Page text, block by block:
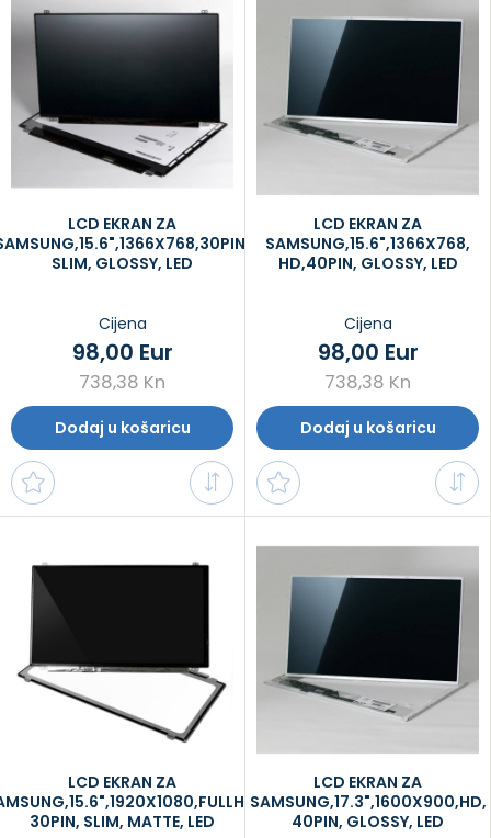
LCD EKRAN ZA
SLIM, GLOSSY, LED
Cijena
738,38 Kn
98,00 Eur
Dodaj u košaricu
LCD EKRAN ZA
SAMSUNG,15.6",1366X768,
HD,40PIN, GLOSSY, LED
Cijena
738,38 Kn
98,00 Eur
Dodaj u košaricu
LCD EKRAN ZA
30PIN, SLIM, MATTE, LED
LCD EKRAN ZA
SAMSUNG,17.3",1600X900,HD,
40PIN, GLOSSY, LED